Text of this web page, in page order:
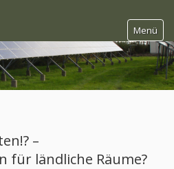
Menü
–
für ländliche Räume?